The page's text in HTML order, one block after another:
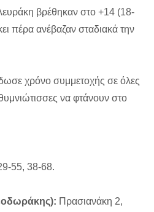
βρέθηκαν στο +14 (18-
πέρα ανέβαζαν σταδιακά την
χρόνο συμμετοχής σε όλες
να φτάνουν στο
55, 38-68.
Πρασιανάκη 2,